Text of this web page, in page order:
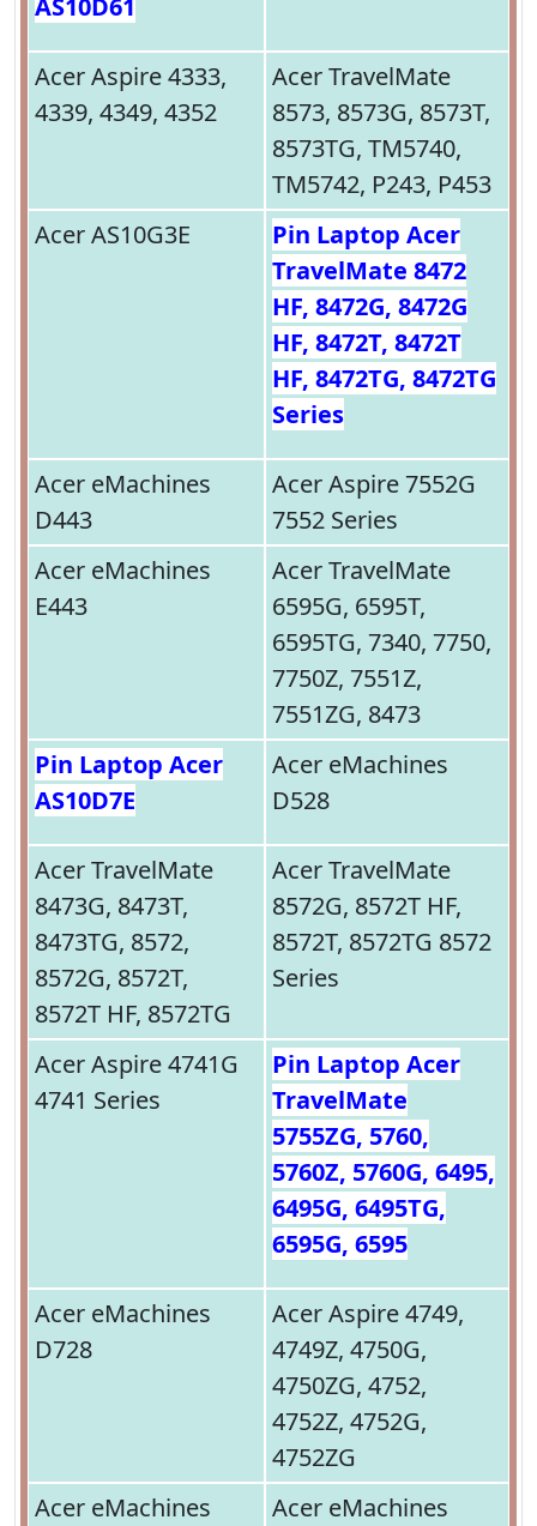
AS10D61
Acer Aspire 4333,
4339, 4349, 4352
Acer TravelMate
8573, 8573G, 8573T,
8573TG, TM5740,
TM5742, P243, P453
Acer AS10G3E
Pin Laptop Acer
TravelMate 8472
HF, 8472G, 8472G
HF, 8472T, 8472T
HF, 8472TG, 8472TG
Series
Acer eMachines
D443
Acer Aspire 7552G
7552 Series
Acer eMachines
E443
Acer TravelMate
6595G, 6595T,
6595TG, 7340, 7750,
7750Z, 7551Z,
7551ZG, 8473
Pin Laptop Acer
AS10D7E
Acer eMachines
D528
Acer TravelMate
8473G, 8473T,
8473TG, 8572,
8572G, 8572T,
8572T HF, 8572TG
Acer TravelMate
8572G, 8572T HF,
8572T, 8572TG 8572
Series
Acer Aspire 4741G
4741 Series
Pin Laptop Acer
TravelMate
5755ZG, 5760,
5760Z, 5760G, 6495,
6495G, 6495TG,
6595G, 6595
Acer eMachines
D728
Acer Aspire 4749,
4749Z, 4750G,
4750ZG, 4752,
4752Z, 4752G,
4752ZG
Acer eMachines
Acer eMachines